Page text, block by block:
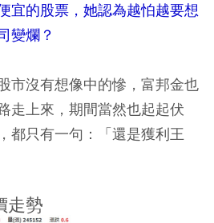
宜的股票，她認為越怕越要想
變爛？
市沒有想像中的慘，富邦金也
走上來，期間當然也起起伏
都只有一句：「還是獲利王
走勢